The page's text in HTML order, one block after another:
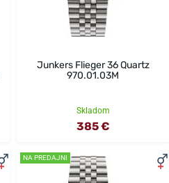
Junkers Flieger 36 Quartz
970.01.03M
Skladom
385 €
NA PREDAJNI